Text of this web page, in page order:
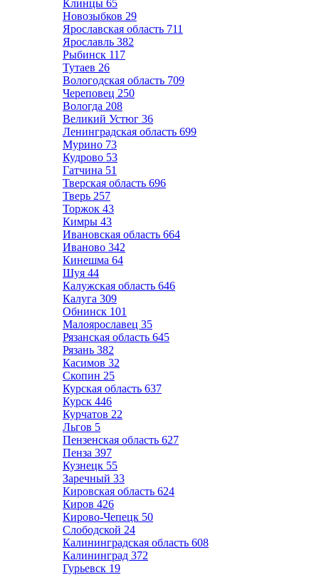
Клинцы 65
Новозыбков 29
Ярославская область 711
Ярославль 382
Рыбинск 117
Тутаев 26
Вологодская область 709
Череповец 250
Вологда 208
Великий Устюг 36
Ленинградская область 699
Мурино 73
Кудрово 53
Гатчина 51
Тверская область 696
Тверь 257
Торжок 43
Кимры 43
Ивановская область 664
Иваново 342
Кинешма 64
Шуя 44
Калужская область 646
Калуга 309
Обнинск 101
Малоярославец 35
Рязанская область 645
Рязань 382
Касимов 32
Скопин 25
Курская область 637
Курск 446
Курчатов 22
Льгов 5
Пензенская область 627
Пенза 397
Кузнецк 55
Заречный 33
Кировская область 624
Киров 426
Кирово-Чепецк 50
Слободской 24
Калининградская область 608
Калининград 372
Гурьевск 19